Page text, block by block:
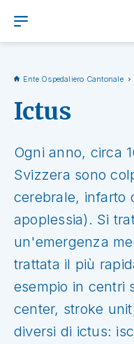
Ente Ospedaliero Cantonale
Ictus
Ogni anno, circa
Svizzera sono
cerebrale, infarto
apoplessia). Si
un'emergenza
trattata il più
esempio in centri
center, stroke
diversi di ictus: